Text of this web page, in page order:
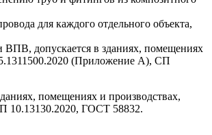
для каждого отдельного объекта,
допускается в зданиях, помещениях
(Приложение А), СП
помещениях и производствах,
10.13130.2020, ГОСТ 58832.